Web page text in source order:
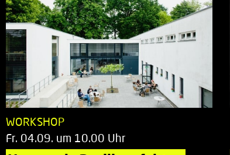
WORKSHOP
Fr. 04.09. um 10.00 Uhr